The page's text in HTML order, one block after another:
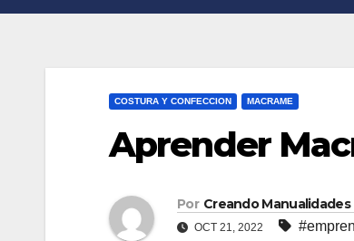
COSTURA Y CONFECCION MACRAME
Aprender
Por Creando Manualidades
OCT 21, 2022